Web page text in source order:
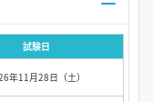
試験日
年11月28日（土）